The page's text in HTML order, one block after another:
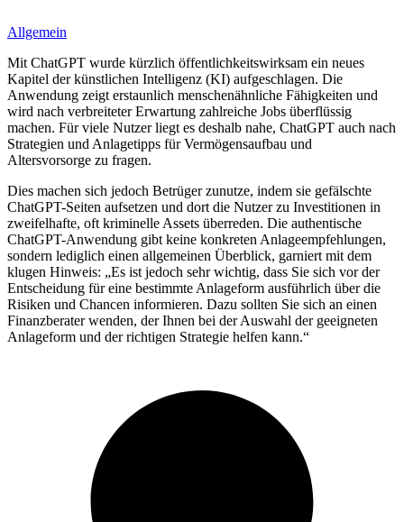
Allgemein
Mit ChatGPT wurde kürzlich öffentlichkeitswirksam ein neues
Kapitel der künstlichen Intelligenz (KI) aufgeschlagen. Die
Anwendung zeigt erstaunlich menschenähnliche Fähigkeiten und
wird nach verbreiteter Erwartung zahlreiche Jobs überflüssig
machen. Für viele Nutzer liegt es deshalb nahe, ChatGPT auch nach
Strategien und Anlagetipps für Vermögensaufbau und
Altersvorsorge zu fragen.
Dies machen sich jedoch Betrüger zunutze, indem sie gefälschte
ChatGPT-Seiten aufsetzen und dort die Nutzer zu Investitionen in
zweifelhafte, oft kriminelle Assets überreden. Die authentische
ChatGPT-Anwendung gibt keine konkreten Anlageempfehlungen,
sondern lediglich einen allgemeinen Überblick, garniert mit dem
klugen Hinweis: „Es ist jedoch sehr wichtig, dass Sie sich vor der
Entscheidung für eine bestimmte Anlageform ausführlich über die
Risiken und Chancen informieren. Dazu sollten Sie sich an einen
Finanzberater wenden, der Ihnen bei der Auswahl der geeigneten
Anlageform und der richtigen Strategie helfen kann.“